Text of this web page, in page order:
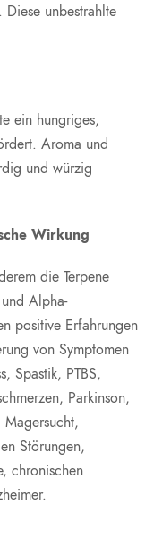
unbestrahlte
ein hungriges,
Aroma und
und würzig
Wirkung
die Terpene
Alpha-
positive Erfahrungen
von Symptomen
Spastik, PTBS,
Parkinson,
Störungen,
chronischen